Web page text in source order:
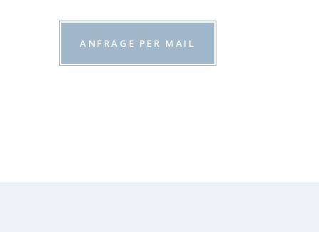
ANFRA­GE PER MAIL